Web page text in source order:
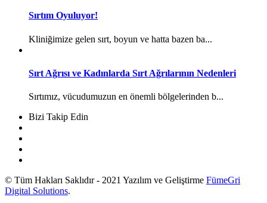
Sırtım Oyuluyor!
Kliniğimize gelen sırt, boyun ve hatta bazen ba...
Sırt Ağrısı ve Kadınlarda Sırt Ağrılarının Nedenleri
Sırtımız, vücudumuzun en önemli bölgelerinden b...
Bizi Takip Edin
© Tüm Hakları Saklıdır - 2021 Yazılım ve Geliştirme FümeGri
Digital Solutions.